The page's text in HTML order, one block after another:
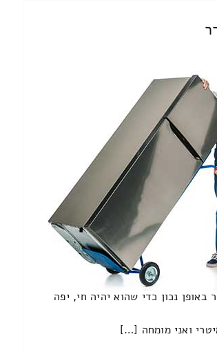
באופן נכון כדי שהוא יהיה חי, יפה
ואני מומחה […]